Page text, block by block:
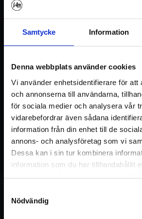
Samtycke Information
Denna webbplats använder cookies
Vi använder enhetsidentifierare för att
och annonserna till användarna,
för sociala medier och analysera vår
vidarebefordrar även sådana
information från din enhet till de
annons- och analysföretag som vi
Dessa kan i sin tur kombinera
information som du har tillhandahållit
samlat in när du har använt deras
Nödvändig